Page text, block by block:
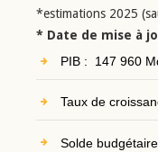
*estimations 2025
* Date de mise à
PIB : 147 960
Taux de
Solde